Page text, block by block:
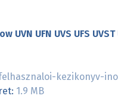
UFN UVS UFS UVST
kezikonyv-
1.9 MB